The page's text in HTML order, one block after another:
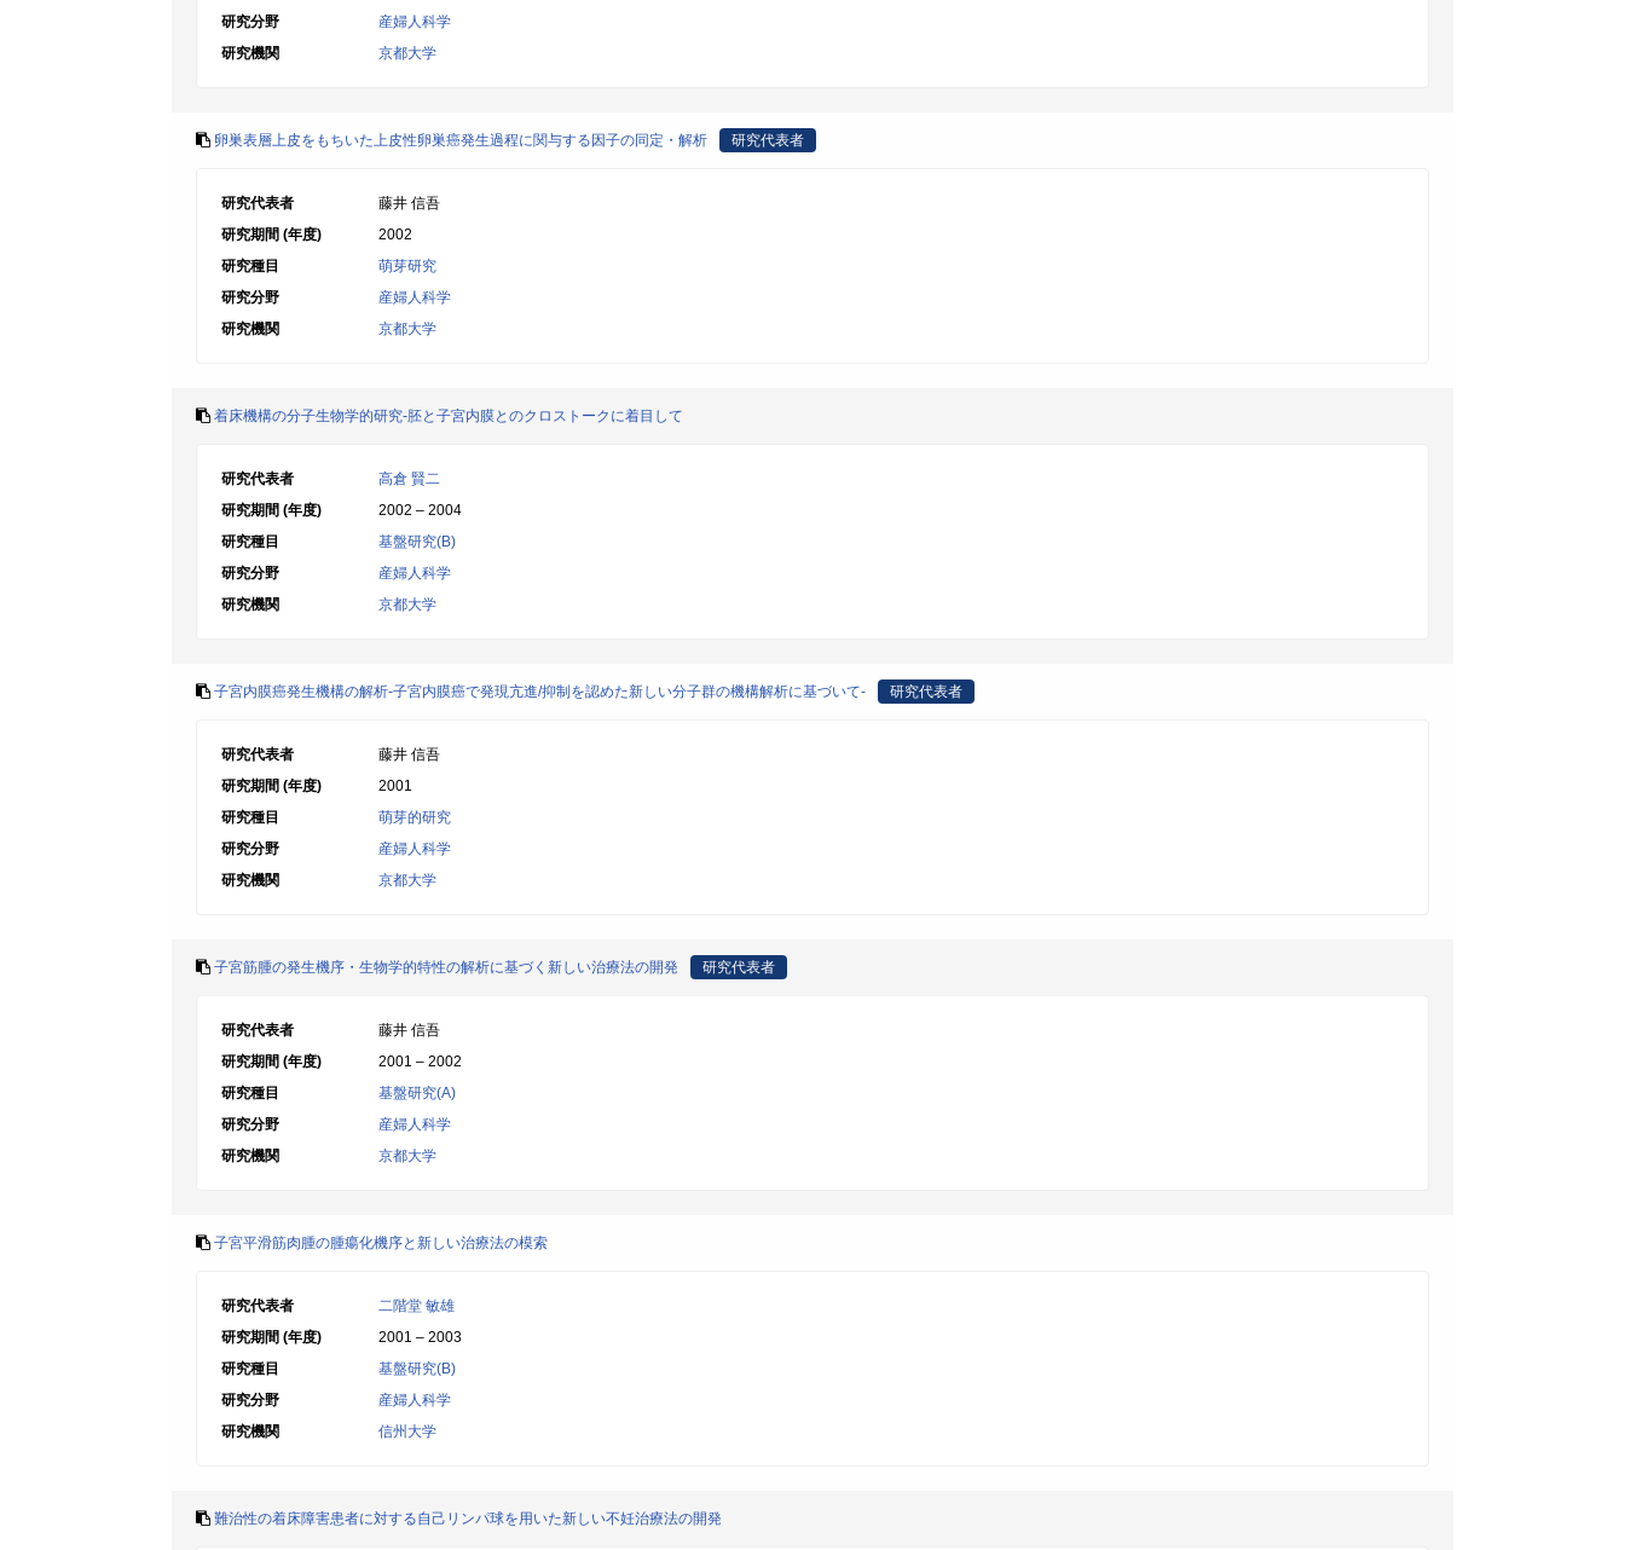
研究分野
産婦人科学
研究機関
京都大学
卵巣表層上皮をもちいた上皮性卵巣癌発生過程に関与する因子の同定・解析 研究代表者
研究代表者
藤井 信吾
研究期間 (年度)
2002
研究種目
萌芽研究
研究分野
産婦人科学
研究機関
京都大学
着床機構の分子生物学的研究-胚と子宮内膜とのクロストークに着目して
研究代表者
高倉 賢二
研究期間 (年度)
2002 – 2004
研究種目
基盤研究(B)
研究分野
産婦人科学
研究機関
京都大学
子宮内膜癌発生機構の解析-子宮内膜癌で発現亢進/抑制を認めた新しい分子群の機構解析に基づいて- 研究代表者
研究代表者
藤井 信吾
研究期間 (年度)
2001
研究種目
萌芽的研究
研究分野
産婦人科学
研究機関
京都大学
子宮筋腫の発生機序・生物学的特性の解析に基づく新しい治療法の開発 研究代表者
研究代表者
藤井 信吾
研究期間 (年度)
2001 – 2002
研究種目
基盤研究(A)
研究分野
産婦人科学
研究機関
京都大学
子宮平滑筋肉腫の腫瘍化機序と新しい治療法の模索
研究代表者
二階堂 敏雄
研究期間 (年度)
2001 – 2003
研究種目
基盤研究(B)
研究分野
産婦人科学
研究機関
信州大学
難治性の着床障害患者に対する自己リンパ球を用いた新しい不妊治療法の開発